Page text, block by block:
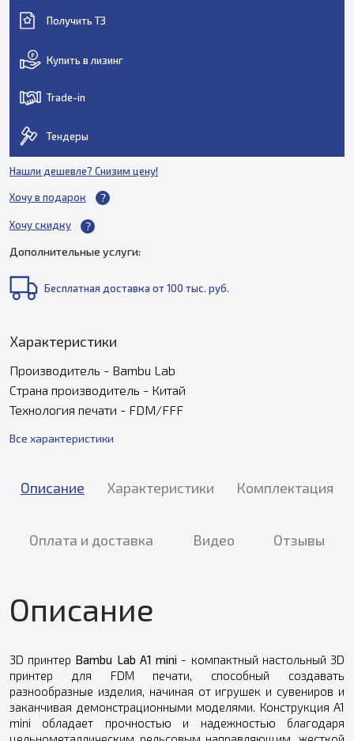
Дополнительные услуги:
Бесплатная доставка от 100 тыс. руб.
Характеристики
Производитель - Bambu Lab
Страна производитель - Китай
Технология печати - FDM/FFF
Все характеристики
Получить ТЗ
Купить в лизинг
Trade-in
Тендеры
Нашли дешевле? Снизим цену!
Хочу в подарок
Хочу скидку
Описание Характеристики Комплектация
Оплата и доставка Видео Отзывы
Описание
3D принтер Bambu Lab A1 mini - компактный настольный 3D
принтер для FDM печати, способный создавать
разнообразные изделия, начиная от игрушек и сувениров и
заканчивая демонстрационными моделями. Конструкция A1
mini обладает прочностью и надежностью благодаря